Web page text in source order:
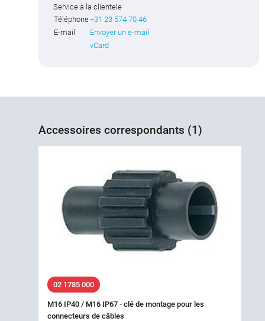
Service à la clientele
Téléphone+31 23 574 70 46
E-mail
Envoyer un e-mail
vCard
Accessoires correspondants (1)
02 1785 000
M16 IP40 / M16 IP67 - clé de montage pour les
connecteurs de câbles